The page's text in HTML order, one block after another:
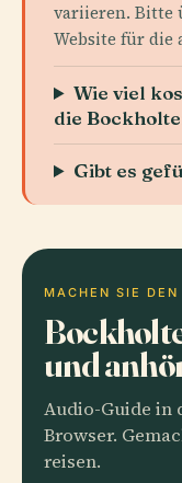
variieren. Bitte
Website für
Wie viel
die
Gibt es
MACHEN SIE
und
Audio-Guide in
Browser.
reisen.